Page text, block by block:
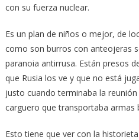
con su fuerza nuclear.
Es un plan de niños o mejor, de
como son burros con anteojeras
paranoia antirrusa. Están presos
que Rusia los ve y que no está
justo cuando terminaba la
carguero que transportaba armas
Esto tiene que ver con la